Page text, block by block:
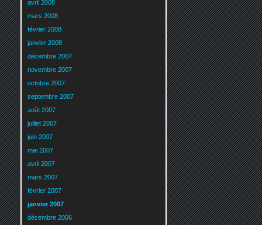
avril 2008
mars 2008
février 2008
janvier 2008
décembre 2007
novembre 2007
octobre 2007
septembre 2007
août 2007
juillet 2007
juin 2007
mai 2007
avril 2007
mars 2007
février 2007
janvier 2007
décembre 2006